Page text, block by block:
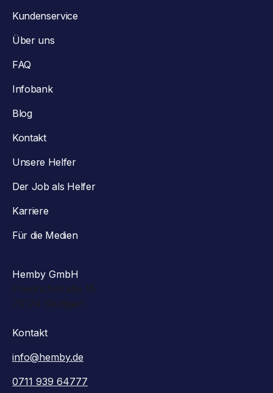
Kundenservice
Über uns
FAQ
Infobank
Blog
Kontakt
Unsere Helfer
Der Job als Helfer
Karriere
Für die Medien
Hemby GmbH
Friedrichstraße 15
70174 Stuttgart
Kontakt
info@hemby.de
0711 939 64777